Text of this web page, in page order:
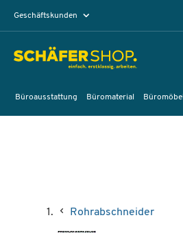
Geschäftskunden
Büroausstattung Büromaterial Büromöbel
Rohrabschneider